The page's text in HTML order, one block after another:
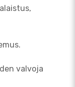
valvoja